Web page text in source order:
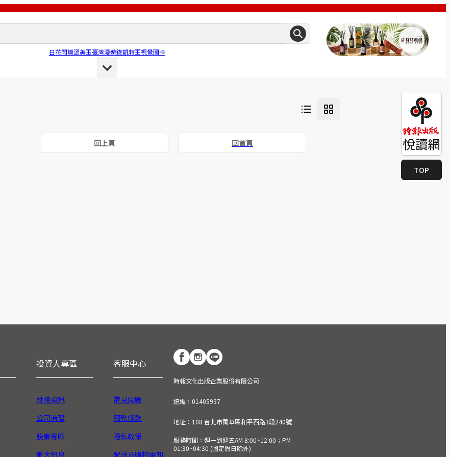
日花閃爍溫美玉臺灣漫遊錄凱特王視覺圖卡
TOP
回上頁 回首頁
投資人專區
財務資訊
公司治理
股東專區
重大訊息
客服中心
常見問題
服務條款
隱私政策
配送及購物需知
時報文化出版企業股份有限公司
統編：01405937
地址：108 台北市萬華區和平西路3段240號
服務時間：週一到週五AM 8:00~12:00；PM
01:30~04:30 (國定假日除外)